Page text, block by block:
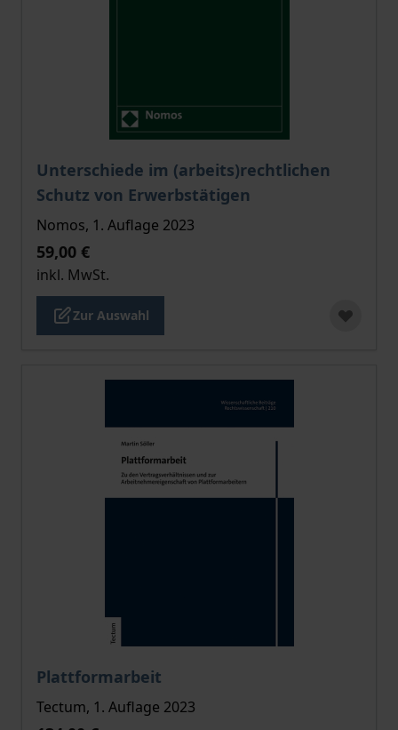
Unterschiede im (arbeits)rechtlichen
Schutz von Erwerbstätigen
Der Preis dieses Titels richtet sich nach der
Nomos, 1. Auflage 2023
59,00 €
inkl. MwSt.
Zur Auswahl
Plattformarbeit
Der Preis dieses Titels richtet sich nach der
Tectum, 1. Auflage 2023